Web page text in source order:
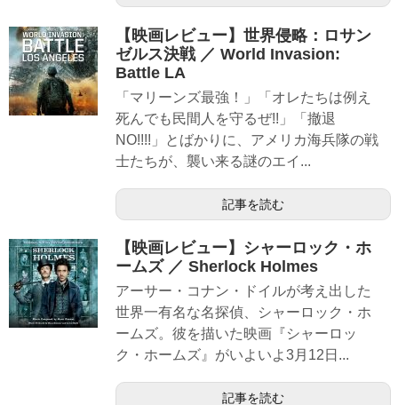
【映画レビュー】世界侵略：ロサン
ゼルス決戦 ／ World Invasion:
Battle LA
「マリーンズ最強！」「オレたちは例え
死んでも民間人を守るぜ!!」「撤退
NO!!!!」とばかりに、アメリカ海兵隊の戦
士たちが、襲い来る謎のエイ...
記事を読む
【映画レビュー】シャーロック・ホ
ームズ ／ Sherlock Holmes
アーサー・コナン・ドイルが考え出した
世界一有名な名探偵、シャーロック・ホ
ームズ。彼を描いた映画『シャーロッ
ク・ホームズ』がいよいよ3月12日...
記事を読む